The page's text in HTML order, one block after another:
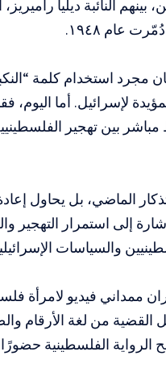
مجرد استخدام كلمة
لإسرائيل. أما
الماضي، بل يحاول
إلى استمرار التهجير
والسياسات
ممداني فيديو لامرأة
من لغة الأرقام
الرواية الفلسطينية